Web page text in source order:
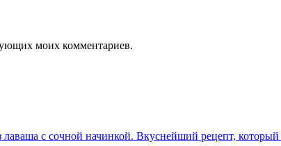
моих комментариев.